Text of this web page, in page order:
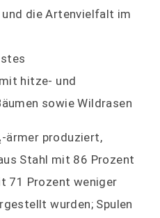
die Artenvielfalt im
hitze- und
sowie Wildrasen
ärmer produziert,
Stahl mit 86 Prozent
71 Prozent weniger
wurden; Spulen